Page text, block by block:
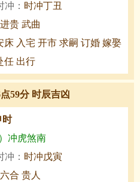
冲： 时冲丁丑
贵 武曲
床 入宅 开市 求嗣 订婚 嫁娶
任 出行
59分 时辰吉凶
时
冲虎煞南
冲： 时冲戊寅
合 贵人